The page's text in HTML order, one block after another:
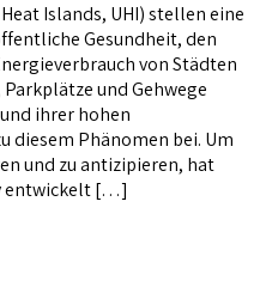
Islands, UHI) stellen eine
Gesundheit, den
von Städten
und Gehwege
ihrer hohen
diesem Phänomen bei. Um
und zu antizipieren, hat
entwickelt […]